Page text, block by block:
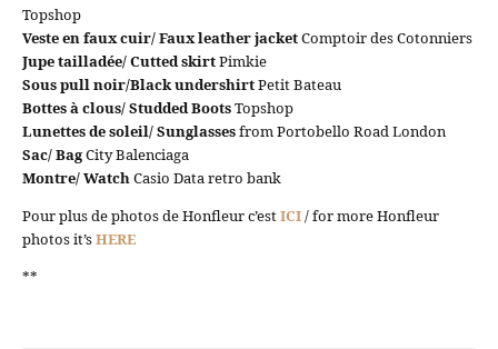
Topshop
Veste en faux cuir/ Faux leather jacketComptoir des Cotonniers
Jupe tailladée/ Cutted skirtPimkie
Sous pull noir/Black undershirtPetit Bateau
Bottes à clous/ Studded BootsTopshop
Lunettes de soleil/ Sunglassesfrom Portobello Road London
Sac/ BagCity Balenciaga
Montre/ WatchCasio Data retro bank
Pour plus de photos de Honfleur c’estICI/ for more Honfleur
photos it’sHERE
**